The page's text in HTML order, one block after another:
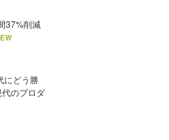
37%削減
にどう勝
のプロダ